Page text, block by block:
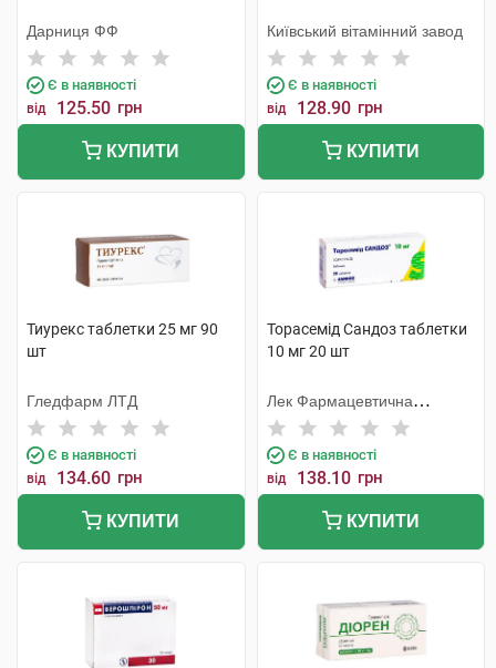
Дарниця ФФ
Є в наявності
від 125.50 грн
КУПИТИ
Київський вітамінний завод
Є в наявності
від 128.90 грн
КУПИТИ
Тиурекс таблетки 25 мг 90
шт
Гледфарм ЛТД
Є в наявності
від 134.60 грн
КУПИТИ
Торасемід Сандоз таблетки
10 мг 20 шт
Лек Фармацевтична
компанія
Є в наявності
від 138.10 грн
КУПИТИ